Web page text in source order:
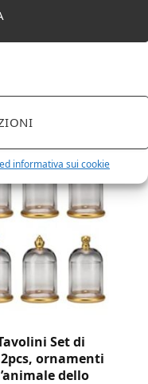
informativa sui cookie
PET
acqua bevande
Set di
ornamenti
dello